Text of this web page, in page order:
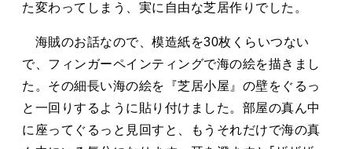
た変わってしまう、実に自由な芝居作りでした。
海賊のお話なので、模造紙を30枚くらいつない
で、フィンガーペインティングで海の絵を描きまし
た。その細長い海の絵を『芝居小屋』の壁をぐるっ
と一回りするように貼り付けました。部屋の真ん中
に座ってぐるっと見回すと、もうそれだけで海の真